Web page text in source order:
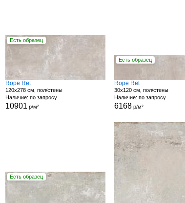
Есть образец
Rope Ret
120x278 см, пол/стены
Наличие: по запросу
10901 р/м²
Есть образец
Rope Ret
30x120 см, пол/стены
Наличие: по запросу
6168 р/м²
Есть образец